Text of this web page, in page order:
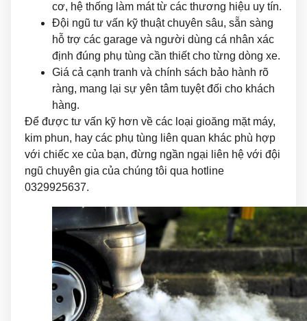
cơ, hệ thống làm mát từ các thương hiệu uy tín.
Đội ngũ tư vấn kỹ thuật chuyên sâu, sẵn sàng
hỗ trợ các garage và người dùng cá nhân xác
định đúng phụ tùng cần thiết cho từng dòng xe.
Giá cả cạnh tranh và chính sách bảo hành rõ
ràng, mang lại sự yên tâm tuyệt đối cho khách
hàng.
Để được tư vấn kỹ hơn về các loại gioăng mặt máy,
kim phun, hay các phụ tùng liên quan khác phù hợp
với chiếc xe của bạn, đừng ngần ngại liên hệ với đội
ngũ chuyên gia của chúng tôi qua hotline
0329925637.